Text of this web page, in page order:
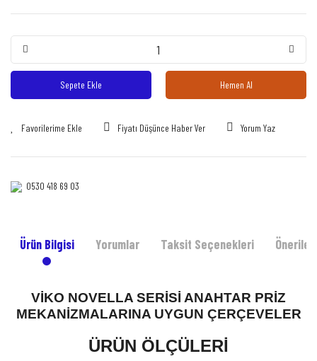
Sepete Ekle Hemen Al
Fiyatı Düşünce Haber Ver Yorum Yaz
0530 418 69 03‎‎
Ürün Bilgisi Yorumlar Taksit Seçenekleri
VİKO NOVELLA SERİSİ ANAHTAR PRİZ
MEKANİZMALARINA UYGUN ÇERÇEVELER
ÜRÜN ÖLÇÜLERİ